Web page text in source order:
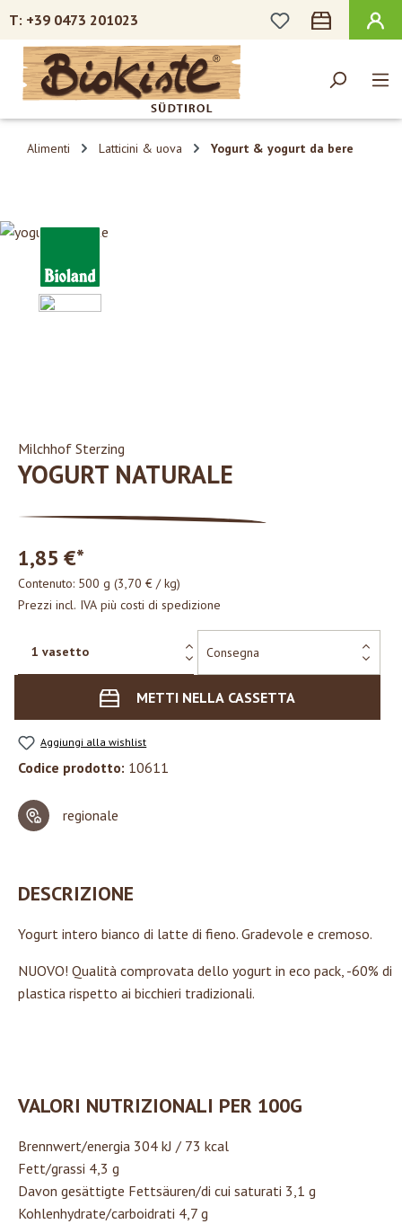
Passa al contenuto principale
+39 0473 201023
HAI 0 ARTICOLI
Alimenti Latticini & uova Yogurt & yogurt da bere
Salta la galleria di immagini
Milchhof Sterzing
YOGURT NATURALE
1,85 €*
Contenuto: 500 g (3,70 € / kg)
Prezzi incl. IVA più costi di spedizione
METTI NELLA CASSETTA
Aggiungi alla wishlist
Codice prodotto: 10611
regionale
DESCRIZIONE
Yogurt intero bianco di latte di fieno. Gradevole e cremoso.
NUOVO! Qualità comprovata dello yogurt in eco pack, -60% di
plastica rispetto ai bicchieri tradizionali.
VALORI NUTRIZIONALI PER 100G
Brennwert/energia 304 kJ / 73 kcal
Fett/grassi 4,3 g
Davon gesättigte Fettsäuren/di cui saturati 3,1 g
Kohlenhydrate/carboidrati 4,7 g